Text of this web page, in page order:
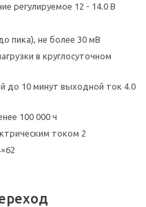
регулируемое 12 - 14.0 В
пика), не более 30 мВ
в круглосуточном
до 10 минут выходной ток 4.0
100 000 ч
током 2